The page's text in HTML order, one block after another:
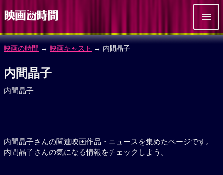
映画の時間 → 映画キャスト → 内間晶子
内間晶子
内間晶子
内間晶子さんの関連映画作品・ニュースを集めたページです。
内間晶子さんの気になる情報をチェックしよう。